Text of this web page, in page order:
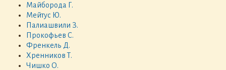
Майборода Г.
Мейтус Ю.
Палиашвили З.
Прокофьев С.
Френкель Д.
Хренников Т.
Чишко О.